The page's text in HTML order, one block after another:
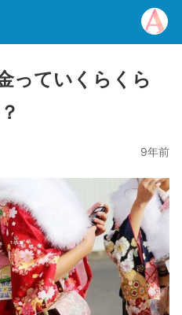
っていくらくら
9年前